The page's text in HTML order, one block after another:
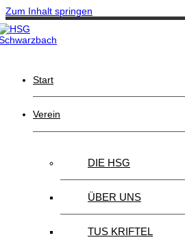
Zum Inhalt springen
Start
Verein
DIE HSG
ÜBER UNS
TUS KRIFTEL